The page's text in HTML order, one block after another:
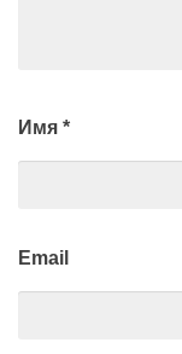
Имя *
Email